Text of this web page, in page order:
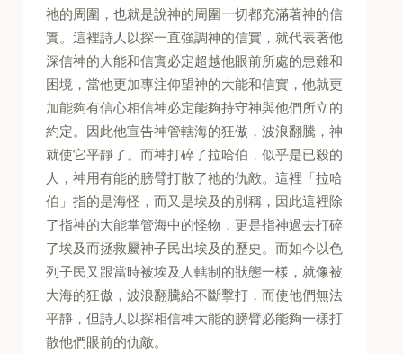
祂的周圍，也就是說神的周圍一切都充滿著神的信
實。這裡詩人以探一直強調神的信實，就代表著他
深信神的大能和信實必定超越他眼前所處的患難和
困境，當他更加專注仰望神的大能和信實，他就更
加能夠有信心相信神必定能夠持守神與他們所立的
約定。因此他宣告神管轄海的狂傲，波浪翻騰，神
就使它平靜了。而神打碎了拉哈伯，似乎是已殺的
人，神用有能的膀臂打散了祂的仇敵。這裡「拉哈
伯」指的是海怪，而又是埃及的別稱，因此這裡除
了指神的大能掌管海中的怪物，更是指神過去打碎
了埃及而拯救屬神子民出埃及的歷史。而如今以色
列子民又跟當時被埃及人轄制的狀態一樣，就像被
大海的狂傲，波浪翻騰給不斷擊打，而使他們無法
平靜，但詩人以探相信神大能的膀臂必能夠一樣打
散他們眼前的仇敵。